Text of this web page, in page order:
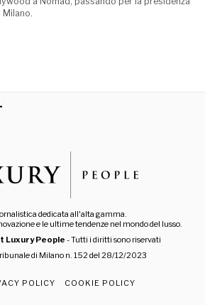
Milano.
dedicata all'alta gamma.
e le ultime tendenze nel mondo del lusso.
Luxury People - Tutti i diritti sono riservati
di Milano n. 152 del 28/12/2023
POLICY COOKIE POLICY